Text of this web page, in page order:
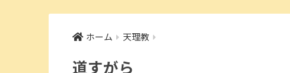
ホーム 天理教
道すがら